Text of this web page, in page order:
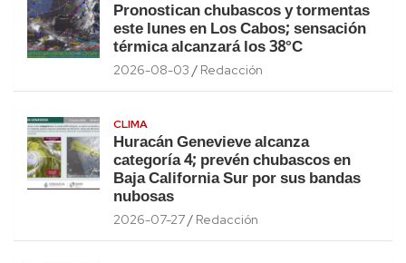
Pronostican chubascos y tormentas
este lunes en Los Cabos; sensación
térmica alcanzará los 38°C
2026-08-03 Redacción
CLIMA
Huracán Genevieve alcanza
categoría 4; prevén chubascos en
Baja California Sur por sus bandas
nubosas
2026-07-27 Redacción